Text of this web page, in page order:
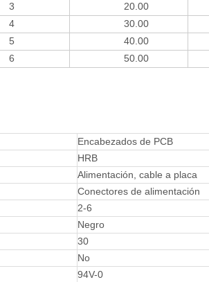
3 20.00
4 30.00
5 40.00
6 50.00
Encabezados de PCB
HRB
Alimentación, cable a placa
Conectores de alimentación
2-6
Negro
30
No
94V-0